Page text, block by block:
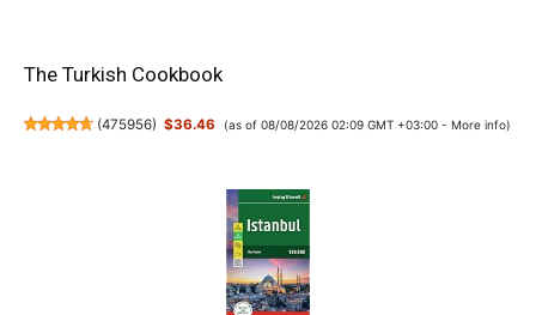
The Turkish Cookbook
(475956) $36.46 (as of 08/08/2026 02:09 GMT +03:00 - More info)